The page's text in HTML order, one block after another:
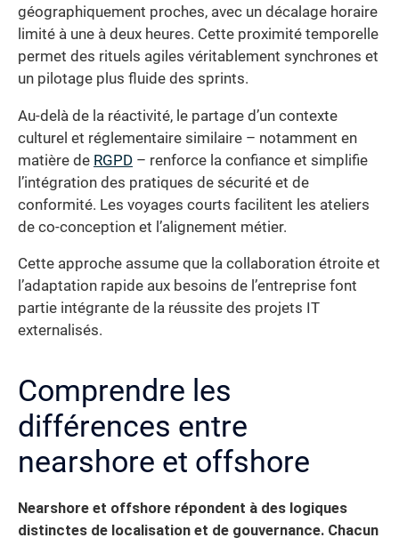
géographiquement proches, avec un décalage horaire
limité à une à deux heures. Cette proximité temporelle
permet des rituels agiles véritablement synchrones et
un pilotage plus fluide des sprints.
Au-delà de la réactivité, le partage d’un contexte
culturel et réglementaire similaire – notamment en
matière de RGPD – renforce la confiance et simplifie
l’intégration des pratiques de sécurité et de
conformité. Les voyages courts facilitent les ateliers
de co-conception et l’alignement métier.
Cette approche assume que la collaboration étroite et
l’adaptation rapide aux besoins de l’entreprise font
partie intégrante de la réussite des projets IT
externalisés.
Comprendre les
différences entre
nearshore et offshore
Nearshore et offshore répondent à des logiques
distinctes de localisation et de gouvernance. Chacun